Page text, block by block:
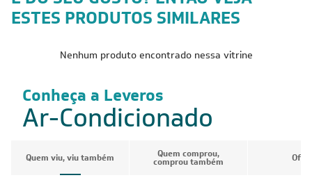
ESTES PRODUTOS SIMILARES
Nenhum produto encontrado nessa vitrine
Conheça a Leveros
Ar-Condicionado
Quem viu, viu também Quem comprou,
comprou também